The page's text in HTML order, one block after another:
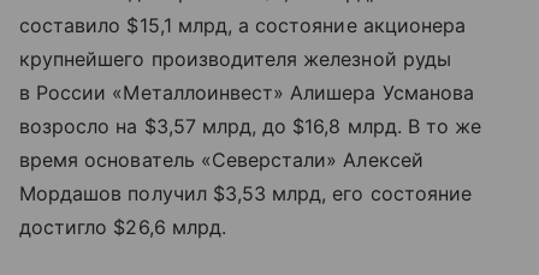
составило $15,1 млрд, а состояние акционера
крупнейшего производителя железной руды
в России «Металлоинвест» Алишера Усманова
возросло на $3,57 млрд, до $16,8 млрд. В то же
время основатель «Северстали» Алексей
Мордашов получил $3,53 млрд, его состояние
достигло $26,6 млрд.